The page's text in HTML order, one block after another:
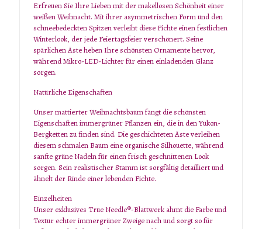
Erfreuen Sie Ihre Lieben mit der makellosen Schönheit einer
weißen Weihnacht. Mit ihrer asymmetrischen Form und den
schneebedeckten Spitzen verleiht diese Fichte einen festlichen
Winterlook, der jede Feiertagsfeier verschönert. Seine
spärlichen Äste heben Ihre schönsten Ornamente hervor,
während Mikro-LED-Lichter für einen einladenden Glanz
sorgen.
Natürliche Eigenschaften
Unser mattierter Weihnachtsbaum fängt die schönsten
Eigenschaften immergrüner Pflanzen ein, die in den Yukon-
Bergketten zu finden sind. Die geschichteten Äste verleihen
diesem schmalen Baum eine organische Silhouette, während
sanfte grüne Nadeln für einen frisch geschnittenen Look
sorgen. Sein realistischer Stamm ist sorgfältig detailliert und
ähnelt der Rinde einer lebenden Fichte.
Einzelheiten
Unser exklusives True Needle®-Blattwerk ahmt die Farbe und
Textur echter immergrüner Zweige nach und sorgt so für